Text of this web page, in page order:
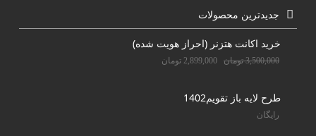
جدیدترین محصولات
خرید اکانت هتزنر (احراز هویت شده)
3,500,000 تومان 2,899,000 تومان
طرح لایه باز تقویم1402
رایگان